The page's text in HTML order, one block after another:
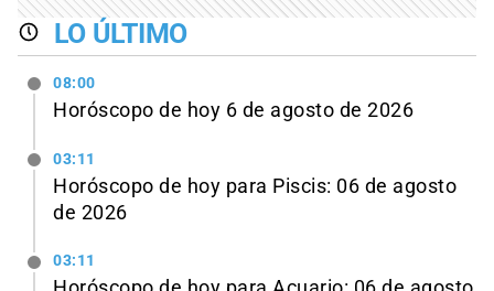
LO ÚLTIMO
08:00
Horóscopo de hoy 6 de agosto de 2026
03:11
Horóscopo de hoy para Piscis: 06 de agosto
de 2026
03:11